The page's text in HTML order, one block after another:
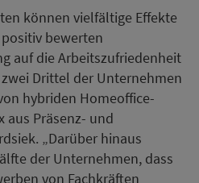
können vielfältige Effekte
bewerten
auf die Arbeitszufriedenheit
Drittel der Unternehmen
hybriden Homeoffice-
aus Präsenz- und
„Darüber hinaus
der Unternehmen, dass
von Fachkräften